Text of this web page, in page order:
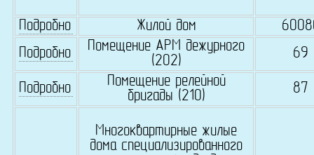
Подробно Жилой дом
Подробно
Помещение АРМ дежурного
(202)
69
Подробно
Помещение релейной
бригады (210)
87
Многоквартирные жилые
дома специализированного